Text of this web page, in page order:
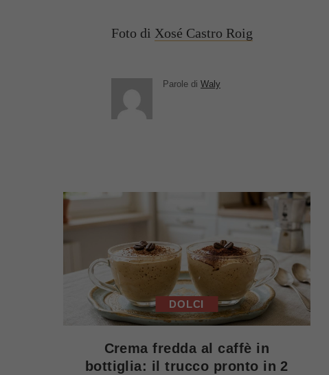
Foto di Xosé Castro Roig
Parole di Waly
DOLCI
Crema fredda al caffè in
bottiglia: il trucco pronto in 2